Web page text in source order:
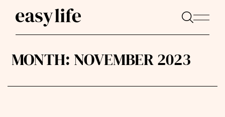
MONTH: NOVEMBER 2023